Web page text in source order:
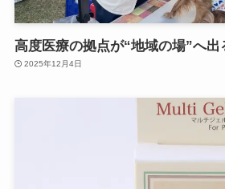
高度医療の拠点が“地域の場”へ出
2025年12月4日